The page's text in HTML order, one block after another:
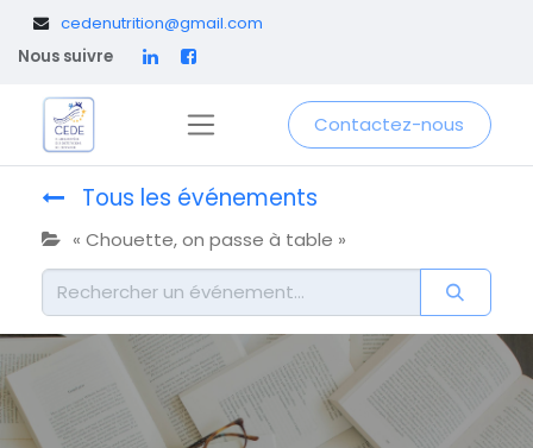
cedenutrition@gmail.com
Nous suivre
Contactez-nous
Tous les événements
« Chouette, on passe à table »